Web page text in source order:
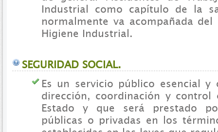
Industrial como capítulo de la
normalmente va acompañada
Higiene Industrial.
SEGURIDAD SOCIAL.
Es un servicio público esencial y
dirección, coordinación y control
Estado y que será prestado
públicas o privadas en los